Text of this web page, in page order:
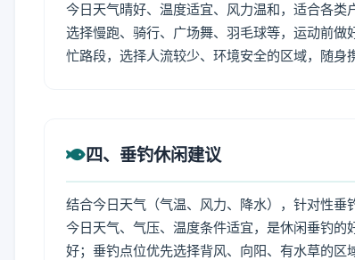
今日天气晴好、温度适宜、风力温和，适合各
选择慢跑、骑行、广场舞、羽毛球等，运动前
忙路段，选择人流较少、环境安全的区域，随身
四、垂钓休闲建议
结合今日天气（气温、风力、降水），针对性垂
今日天气、气压、温度条件适宜，是休闲垂钓
好；垂钓点位优先选择背风、向阳、有水草的